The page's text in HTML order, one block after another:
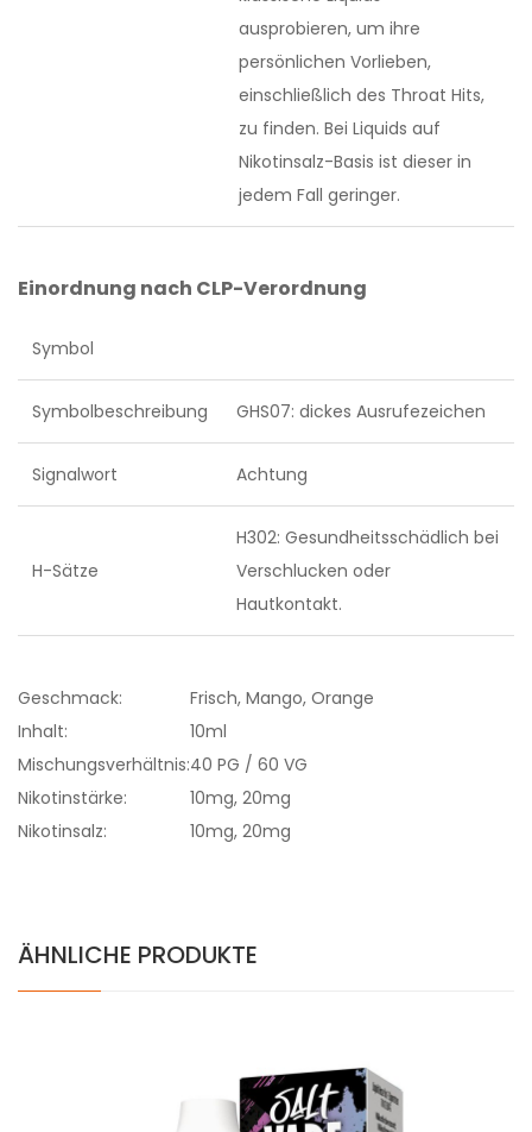
ausprobieren, um ihre
persönlichen Vorlieben,
einschließlich des Throat Hits,
zu finden. Bei Liquids auf
Nikotinsalz-Basis ist dieser in
jedem Fall geringer.
Einordnung nach CLP-Verordnung
Symbol
Symbolbeschreibung GHS07: dickes Ausrufezeichen
Signalwort Achtung
H-Sätze
H302: Gesundheitsschädlich bei
Verschlucken oder
Hautkontakt.
Geschmack:
Frisch, Mango, Orange
Inhalt:
10ml
Mischungsverhältnis:40 PG / 60 VG
Nikotinstärke:
10mg, 20mg
Nikotinsalz:
10mg, 20mg
ÄHNLICHE PRODUKTE